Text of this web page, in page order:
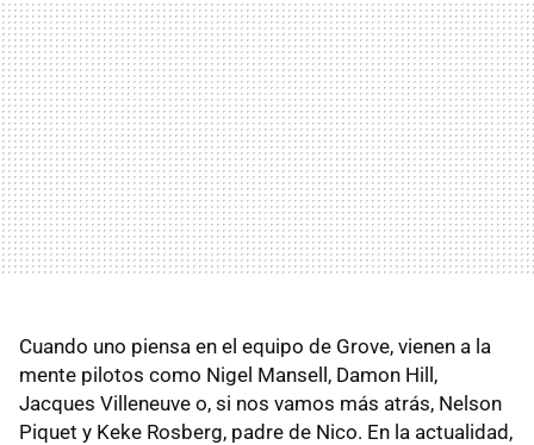
Cuando uno piensa en el equipo de Grove, vienen a la
mente pilotos como Nigel Mansell, Damon Hill,
Jacques Villeneuve o, si nos vamos más atrás, Nelson
Piquet y Keke Rosberg, padre de Nico. En la actualidad,